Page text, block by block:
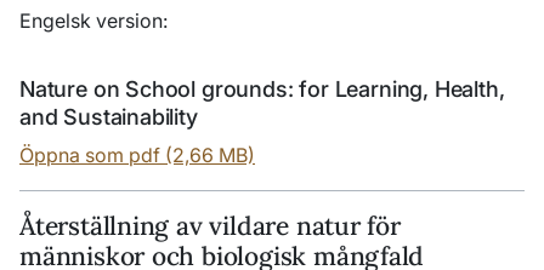
Engelsk version:
Nature on School grounds: for Learning, Health,
and Sustainability
Öppna som pdf (2,66 MB)
Återställning av vildare natur för
människor och biologisk mångfald